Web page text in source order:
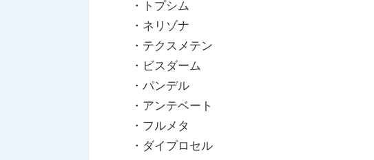
・トプシム
・ネリゾナ
・テクスメテン
・ビスダーム
・パンデル
・アンテベート
・フルメタ
・ダイプロセル